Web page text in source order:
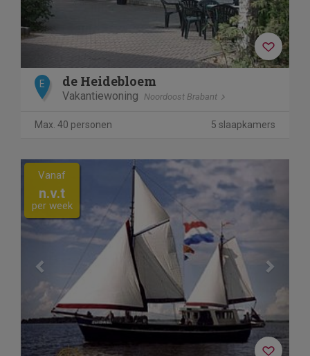
E de Heidebloem
Vakantiewoning Noordoost Brabant
Max. 40 personen 5 slaapkamers
Previous
Vanaf
n.v.t
per week